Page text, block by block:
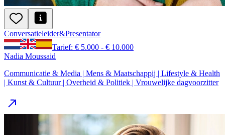
Conversatieleider&Presentator
Tarief: € 5.000 - € 10.000
Nadia Moussaid
Communicatie & Media | Mens & Maatschappij | Lifestyle & Health
| Kunst & Cultuur | Overheid & Politiek | Vrouwelijke dagvoorzitter